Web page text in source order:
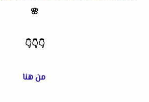
🌸
👇
👇
👇
من هنا